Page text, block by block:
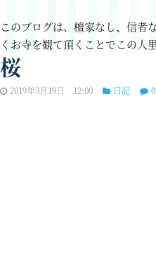
このブログは、檀家なし、信者
くお寺を観て頂くことでこの人
桜
2019年3月19日 12:00 日記 0